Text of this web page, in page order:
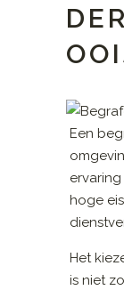
Een
hoge
Het
is niet